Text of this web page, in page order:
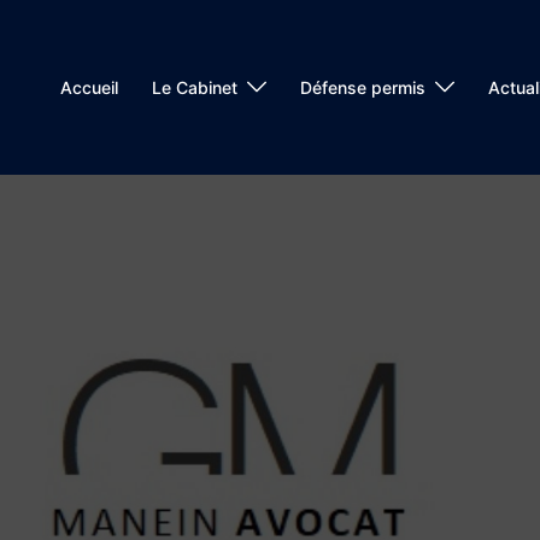
Accueil Le Cabinet Défense permis